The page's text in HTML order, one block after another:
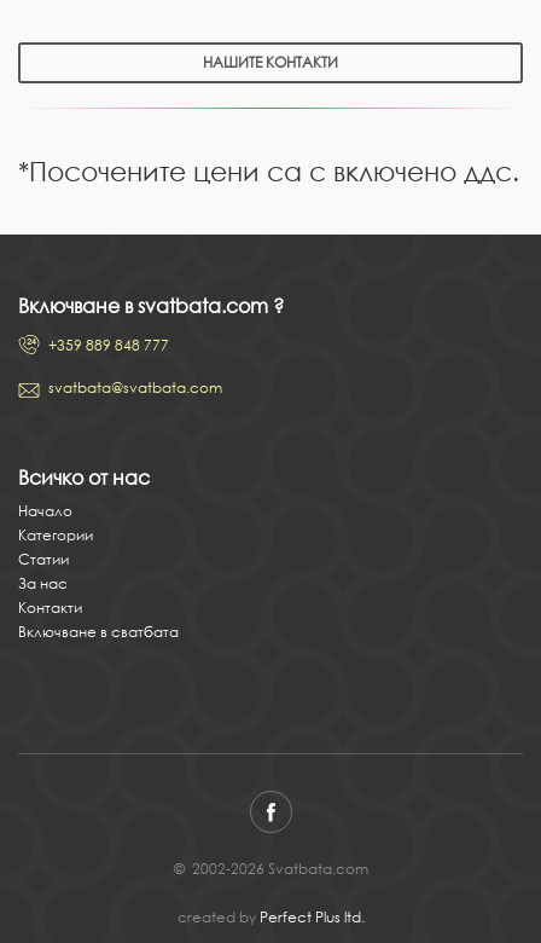
НАШИТЕ КОНТАКТИ
*Посочените цени са с включено ддс.
Включване в svatbata.com ?
+359 889 848 777
svatbata@svatbata.com
Всичко от нас
Начало
Категории
Статии
За нас
Контакти
Включване в сватбата
© 2002-2026 Svatbata.com
created by Perfect Plus ltd.